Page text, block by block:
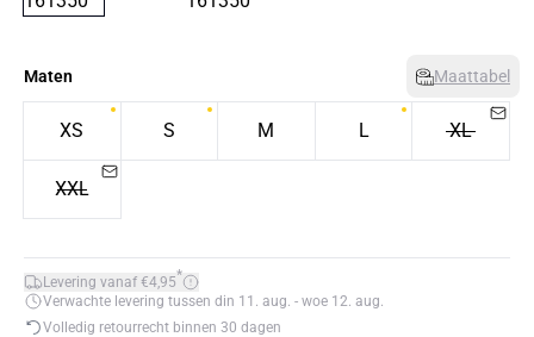
Maten Maattabel
XS S M L XL
XXL
Levering vanaf €4,95*
Verwachte levering tussen din 11. aug. - woe 12. aug.
Volledig retourrecht binnen 30 dagen